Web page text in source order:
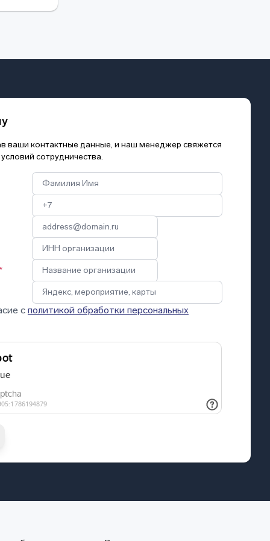
ваши контактные данные, и наш менеджер свяжется
сотрудничества.
*
с политикой обработки персональных